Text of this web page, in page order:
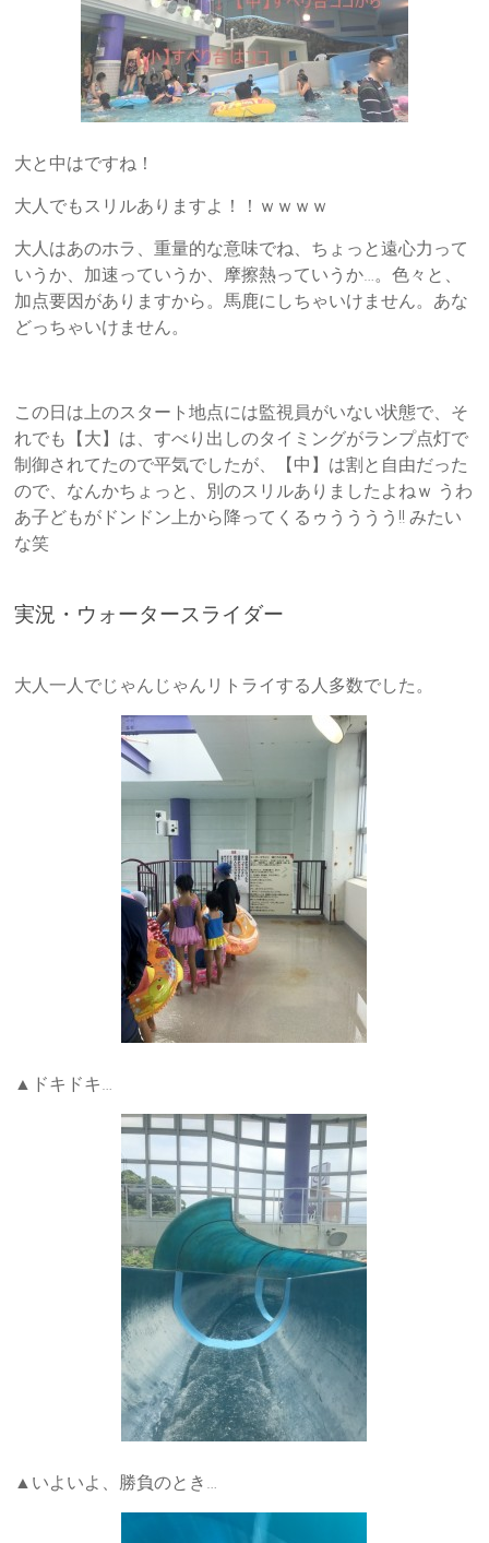
大と中はですね！
大人でもスリルありますよ！！ｗｗｗｗ
大人はあのホラ、重量的な意味でね、ちょっと遠心力って
いうか、加速っていうか、摩擦熱っていうか…。色々と、
加点要因がありますから。馬鹿にしちゃいけません。あな
どっちゃいけません。
この日は上のスタート地点には監視員がいない状態で、そ
れでも【大】は、すべり出しのタイミングがランプ点灯で
制御されてたので平気でしたが、【中】は割と自由だった
ので、なんかちょっと、別のスリルありましたよねｗ うわ
あ子どもがドンドン上から降ってくるゥうううう!! みたい
な笑
実況・ウォータースライダー
大人一人でじゃんじゃんリトライする人多数でした。
▲ドキドキ…
▲いよいよ、勝負のとき…